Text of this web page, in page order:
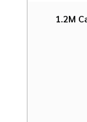
1.2M